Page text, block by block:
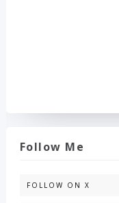
Follow Me
FOLLOW ON X